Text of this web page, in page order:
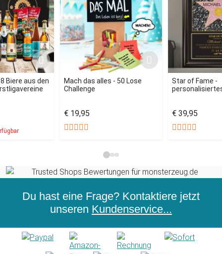
Biere aus den
Mach das alles - 50 Lose
Challenge
€ 19,95
Star of Fame -
€ 39,95
Du hast eine Frage? Kontaktiere jetzt
unseren Kundenservice...